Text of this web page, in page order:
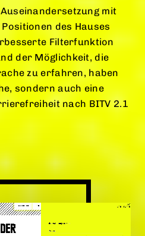
mit
des Hauses
Filterfunktion
der Möglichkeit, die
zu erfahren, haben
sondern auch eine
nach BITV 2.1